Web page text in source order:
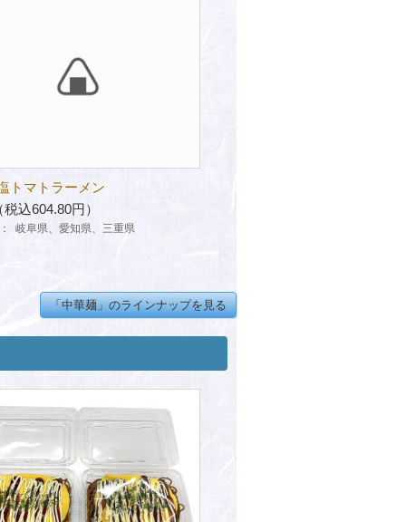
トマトラーメン
込604.80円）
岐阜県、愛知県、三重県
「中華麺」のラインナップを見る